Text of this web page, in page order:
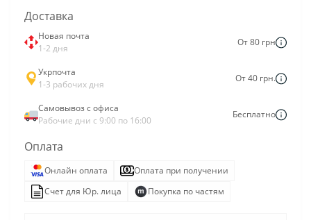
Доставка
Новая почта
1-2 дня
От 80 грн
Укрпочта
1-3 рабочих дня
От 40 грн.
Самовывоз с офиса
Рабочие дни с 9:00 по 16:00
Бесплатно
Оплата
Онлайн оплата
Оплата при получении
Счет для Юр. лица
Покупка по частям